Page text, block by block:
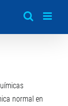
normal en